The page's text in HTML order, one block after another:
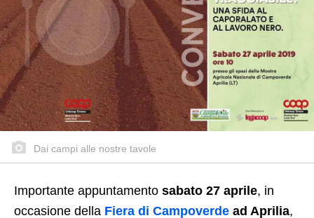
Dai campi alle nostre tavole
Importante appuntamento sabato 27 aprile, in
occasione della Fiera di Campoverde ad Aprilia,